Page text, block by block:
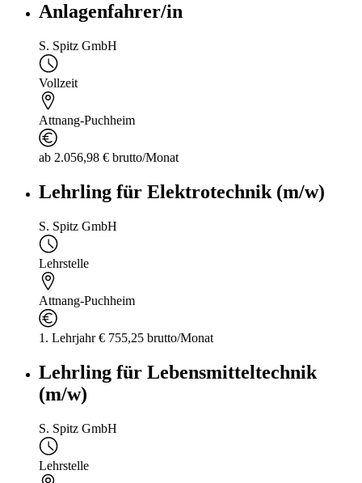
Anlagenfahrer/in
S. Spitz GmbH
Vollzeit
Attnang-Puchheim
ab 2.056,98 € brutto/Monat
Lehrling für Elektrotechnik (m/w)
S. Spitz GmbH
Lehrstelle
Attnang-Puchheim
1. Lehrjahr € 755,25 brutto/Monat
Lehrling für Lebensmitteltechnik
(m/w)
S. Spitz GmbH
Lehrstelle